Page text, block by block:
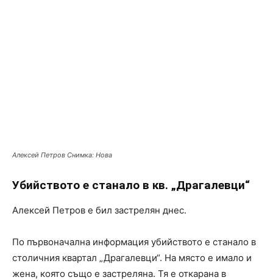
Алексей Петров Снимка: Нова
Убийството е станало в кв. „Драгалевци“
Алексей Петров е бил застрелян днес.
По първоначална информация убийството е станало в
столичния квартал „Драгалевци“. На място е имало и
жена, която също е застреляна. Тя е откарана в